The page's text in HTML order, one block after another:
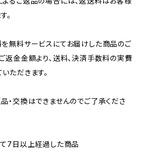
。
無料サービスにてお届けした商品のご
返金金額より、送料、決済手数料の実費
ただきます。
・交換はできませんのでご了承くださ
7日以上経過した商品